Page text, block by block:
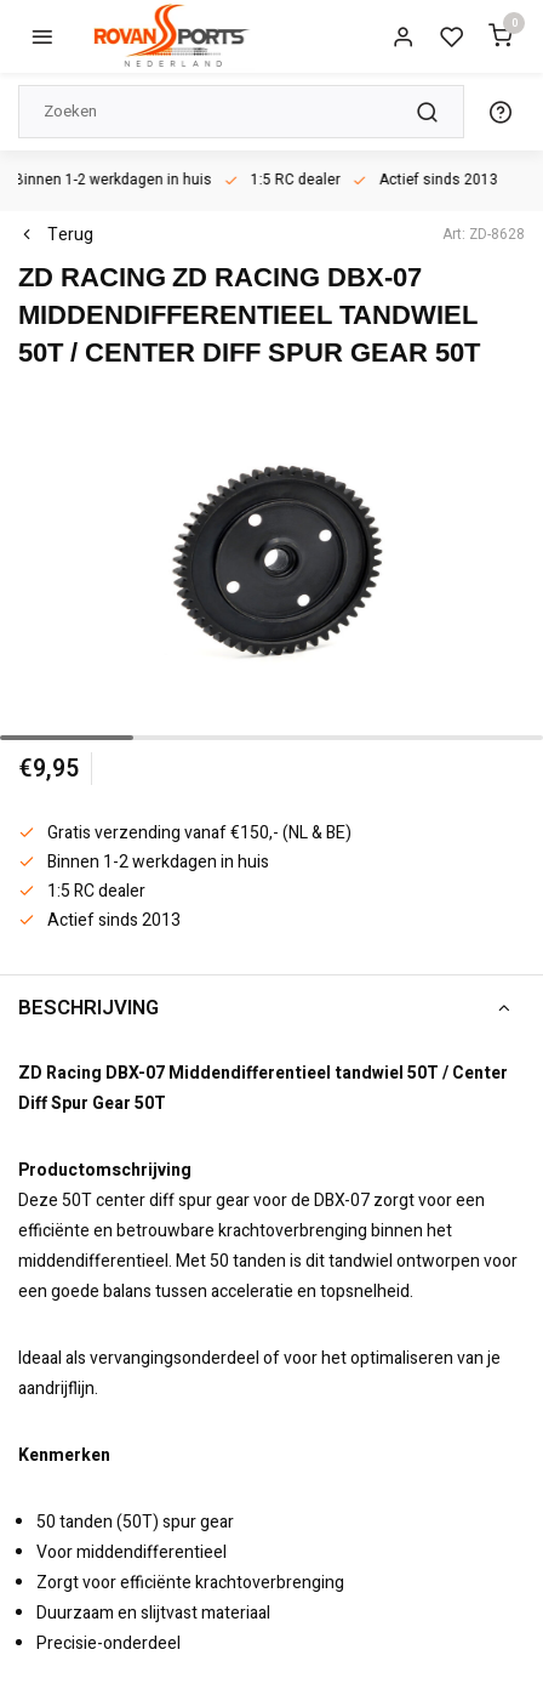
0
Binnen 1-2 werkdagen in huis 1:5 RC dealer Actief sinds 2013
Terug Art: ZD-8628
ZD RACING ZD RACING DBX-07
MIDDENDIFFERENTIEEL TANDWIEL
50T / CENTER DIFF SPUR GEAR 50T
€9,95
Gratis verzending vanaf €150,- (NL & BE)
Binnen 1-2 werkdagen in huis
1:5 RC dealer
Actief sinds 2013
BESCHRIJVING
ZD Racing DBX-07 Middendifferentieel tandwiel 50T /Center
Diff Spur Gear 50T
Productomschrijving
Deze 50T center diff spur gear voor de DBX-07 zorgt voor een
efficiënte en betrouwbare krachtoverbrenging binnen het
middendifferentieel. Met 50 tanden is dit tandwiel ontworpen voor
een goede balans tussen acceleratie en topsnelheid.
Ideaal als vervangingsonderdeel of voor het optimaliseren van je
aandrijflijn.
Kenmerken
50 tanden (50T) spur gear
Voor middendifferentieel
Zorgt voor efficiënte krachtoverbrenging
Duurzaam en slijtvast materiaal
Precisie-onderdeel